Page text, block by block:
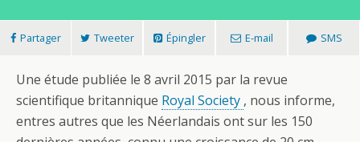
Partager Tweeter Épingler E-mail SMS
Une étude publiée le 8 avril 2015 par la revue
scientifique britannique Royal Society , nous informe,
entres autres que les Néerlandais ont sur les 150